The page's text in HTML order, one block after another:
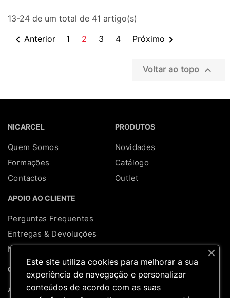
13-24 de um total de 41 artigo(s)
 Anterior 1 2 3 4 Próximo 
Voltar ao topo 
NICARCEL
Quem Somos
Formações
Contactos
PRODUTOS
Novidades
Catálogo
Outlet
APOIO AO CLIENTE
Perguntas Frequentes
Entregas & Devoluções
Mapa do site
CONTA
A minha conta
REDES SOCIAIS
Este site utiliza cookies para melhorar a sua
experiência de navegação e personalizar
conteúdos de acordo com as suas